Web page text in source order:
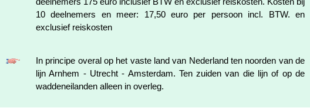
10 deelnemers en meer: 17,50 euro per persoon incl. BTW. en
exclusief reiskosten
In principe overal op het vaste land van Nederland ten noorden van de
lijn Arnhem - Utrecht - Amsterdam. Ten zuiden van die lijn of op de
waddeneilanden alleen in overleg.